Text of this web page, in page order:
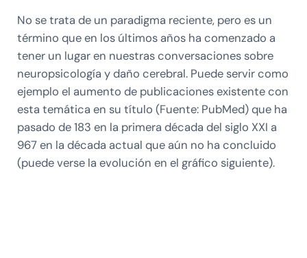
No se trata de un paradigma reciente, pero es un
término que en los últimos años ha comenzado a
tener un lugar en nuestras conversaciones sobre
neuropsicología y daño cerebral. Puede servir como
ejemplo el aumento de publicaciones existente con
esta temática en su título (Fuente: PubMed) que ha
pasado de 183 en la primera década del siglo XXI a
967 en la década actual que aún no ha concluido
(puede verse la evolución en el gráfico siguiente).